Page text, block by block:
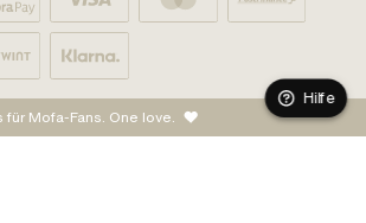
für Mofa-Fans. One love.
Hilfe